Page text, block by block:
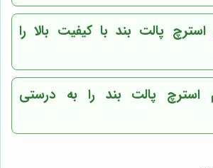
پالت بند با کیفیت بالا را
استرچ پالت بند را به درستی